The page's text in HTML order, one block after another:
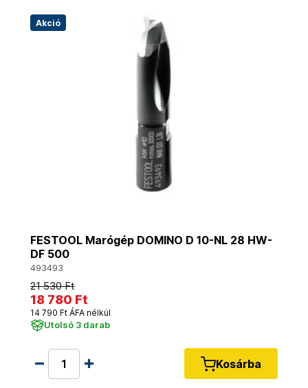
Akció
FESTOOL Marógép DOMINO D 10-NL 28 HW-
DF 500
493493
21 530 Ft
18 780 Ft
14 790 Ft ÁFA nélkül
Utolsó 3 darab
Kosárba